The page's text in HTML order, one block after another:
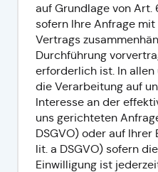
auf Grundlage von Art.
sofern Ihre Anfrage
Vertrags
Durchführung
erforderlich ist. In
die Verarbeitung auf
Interesse an der
uns gerichteten
DSGVO) oder auf Ihrer
lit. a DSGVO) sofern
Einwilligung ist